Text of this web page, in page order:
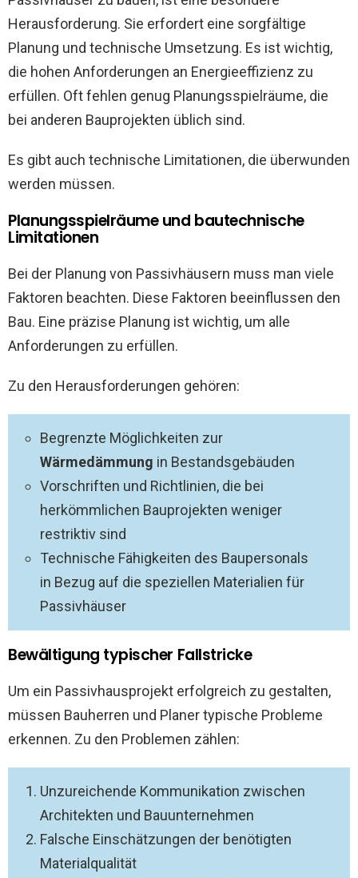
Herausforderung. Sie erfordert eine sorgfältige
Planung und technische Umsetzung. Es ist wichtig,
die hohen Anforderungen an Energieeffizienz zu
erfüllen. Oft fehlen genug Planungsspielräume, die
bei anderen Bauprojekten üblich sind.
Es gibt auch technische Limitationen, die überwunden
werden müssen.
Planungsspielräume und bautechnische
Limitationen
Bei der Planung von Passivhäusern muss man viele
Faktoren beachten. Diese Faktoren beeinflussen den
Bau. Eine präzise Planung ist wichtig, um alle
Anforderungen zu erfüllen.
Zu den Herausforderungen gehören:
Begrenzte Möglichkeiten zur
Wärmedämmung in Bestandsgebäuden
Vorschriften und Richtlinien, die bei
herkömmlichen Bauprojekten weniger
restriktiv sind
Technische Fähigkeiten des Baupersonals
in Bezug auf die speziellen Materialien für
Passivhäuser
Bewältigung typischer Fallstricke
Um ein Passivhausprojekt erfolgreich zu gestalten,
müssen Bauherren und Planer typische Probleme
erkennen. Zu den Problemen zählen:
Unzureichende Kommunikation zwischen
Architekten und Bauunternehmen
Falsche Einschätzungen der benötigten
Materialqualität